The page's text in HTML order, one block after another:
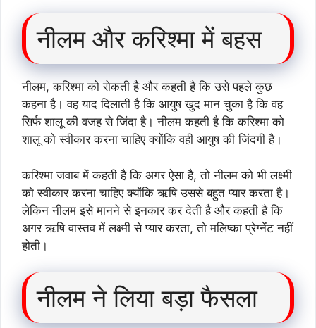
नीलम और करिश्मा में बहस
नीलम, करिश्मा को रोकती है और कहती है कि उसे पहले कुछ
कहना है। वह याद दिलाती है कि आयुष खुद मान चुका है कि वह
सिर्फ शालू की वजह से जिंदा है। नीलम कहती है कि करिश्मा को
शालू को स्वीकार करना चाहिए क्योंकि वही आयुष की जिंदगी है।
करिश्मा जवाब में कहती है कि अगर ऐसा है, तो नीलम को भी लक्ष्मी
को स्वीकार करना चाहिए क्योंकि ऋषि उससे बहुत प्यार करता है।
लेकिन नीलम इसे मानने से इनकार कर देती है और कहती है कि
अगर ऋषि वास्तव में लक्ष्मी से प्यार करता, तो मलिष्का प्रेग्नेंट नहीं
होती।
नीलम ने लिया बड़ा फैसला